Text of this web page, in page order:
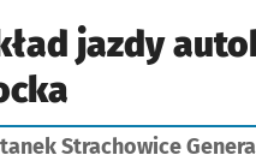
jazdy
Strachowice